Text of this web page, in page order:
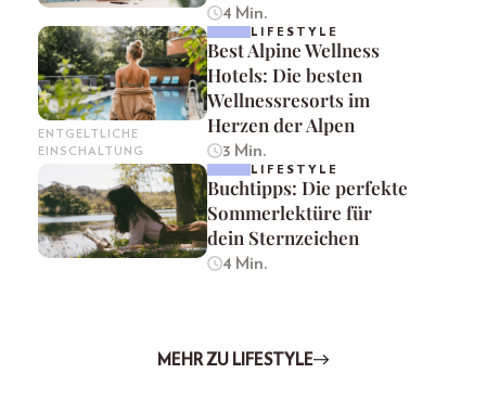
4 Min.
ENTGELTLICHE
EINSCHALTUNG
LIFESTYLE
Best Alpine Wellness
Hotels: Die besten
Wellnessresorts im
Herzen der Alpen
3 Min.
LIFESTYLE
Buchtipps: Die perfekte
Sommerlektüre für
dein Sternzeichen
4 Min.
MEHR ZU LIFESTYLE